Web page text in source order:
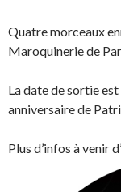
Quatre morceaux
Maroquinerie de
La date de sortie
anniversaire de
Plus d’infos à venir